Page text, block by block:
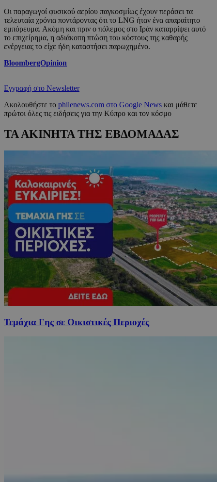
Οι παραγωγοί φυσικού αερίου παγκοσμίως έχουν περάσει τα
τελευταία χρόνια ποντάροντας ότι το LNG ήταν ένα απαραίτητο
εμπόρευμα. Ακόμη και πριν ο πόλεμος στο Ιράν καταρρίψει αυτό
το επιχείρημα, η αδιάκοπη πτώση του κόστους της καθαρής
ενέργειας το είχε ήδη καταστήσει παρωχημένο.
BloombergOpinion
Εγγραφή στο Newsletter
Ακολουθήστε το philenews.com στο Google News και μάθετε
πρώτοι όλες τις ειδήσεις για την Κύπρο και τον κόσμο
ΤΑ ΑΚΙΝΗΤΑ ΤΗΣ ΕΒΔΟΜΑΔΑΣ
Τεμάχια Γης σε Οικιστικές Περιοχές